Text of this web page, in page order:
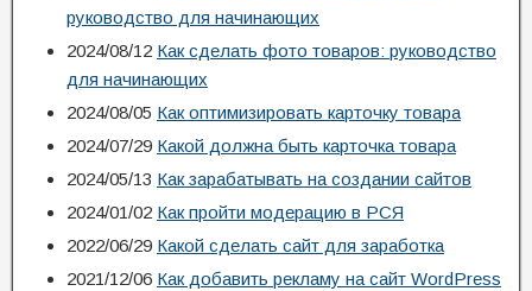
руководство для начинающих
2024/08/12 Как сделать фото товаров: руководство
для начинающих
2024/08/05 Как оптимизировать карточку товара
2024/07/29 Какой должна быть карточка товара
2024/05/13 Как зарабатывать на создании сайтов
2024/01/02 Как пройти модерацию в РСЯ
2022/06/29 Какой сделать сайт для заработка
2021/12/06 Как добавить рекламу на сайт WordPress